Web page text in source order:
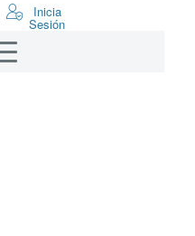
Inicia
Sesión